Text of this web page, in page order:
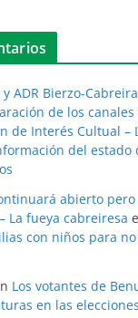
ADR Bierzo-
de los canales
de Interés Cultual –
del
abierto
La fueya cabreiresa
con niños para
Los votantes de
en las